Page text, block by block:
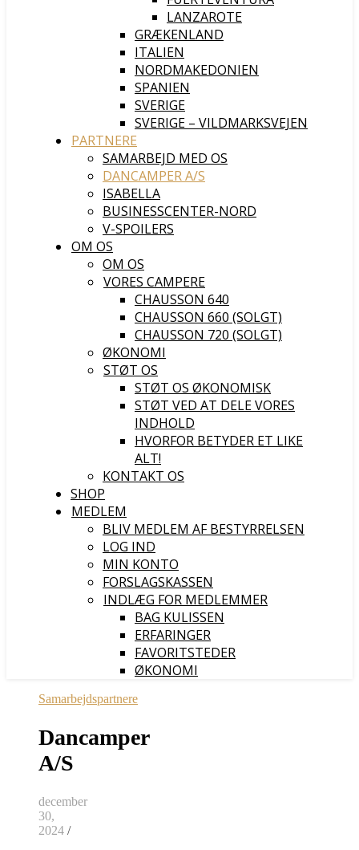
LANZAROTE
GRÆKENLAND
ITALIEN
NORDMAKEDONIEN
SPANIEN
SVERIGE
SVERIGE – VILDMARKSVEJEN
PARTNERE
SAMARBEJD MED OS
DANCAMPER A/S
ISABELLA
BUSINESSCENTER-NORD
V-SPOILERS
OM OS
OM OS
VORES CAMPERE
CHAUSSON 640
CHAUSSON 660 (SOLGT)
CHAUSSON 720 (SOLGT)
ØKONOMI
STØT OS
STØT OS ØKONOMISK
STØT VED AT DELE VORES
INDHOLD
HVORFOR BETYDER ET LIKE
ALT!
KONTAKT OS
SHOP
MEDLEM
BLIV MEDLEM AF BESTYRRELSEN
LOG IND
MIN KONTO
FORSLAGSKASSEN
INDLÆG FOR MEDLEMMER
BAG KULISSEN
ERFARINGER
FAVORITSTEDER
ØKONOMI
Samarbejdspartnere
Dancamper
A/S
december
30,
2024 /